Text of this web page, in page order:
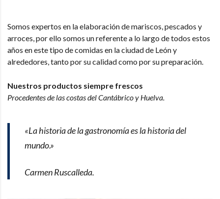
Somos expertos en la elaboración de mariscos, pescados y
arroces, por ello somos un referente a lo largo de todos estos
años en este tipo de comidas en la ciudad de León y
alrededores, tanto por su calidad como por su preparación.
Nuestros productos siempre frescos
Procedentes de las costas del Cantábrico y Huelva.
«La historia de la gastronomía es la historia del
mundo.»
Carmen Ruscalleda.